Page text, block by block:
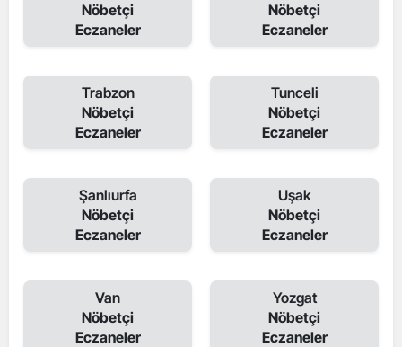
Nöbetçi
Eczaneler
Nöbetçi
Eczaneler
Trabzon
Nöbetçi
Eczaneler
Tunceli
Nöbetçi
Eczaneler
Şanlıurfa
Nöbetçi
Eczaneler
Uşak
Nöbetçi
Eczaneler
Van
Nöbetçi
Eczaneler
Yozgat
Nöbetçi
Eczaneler